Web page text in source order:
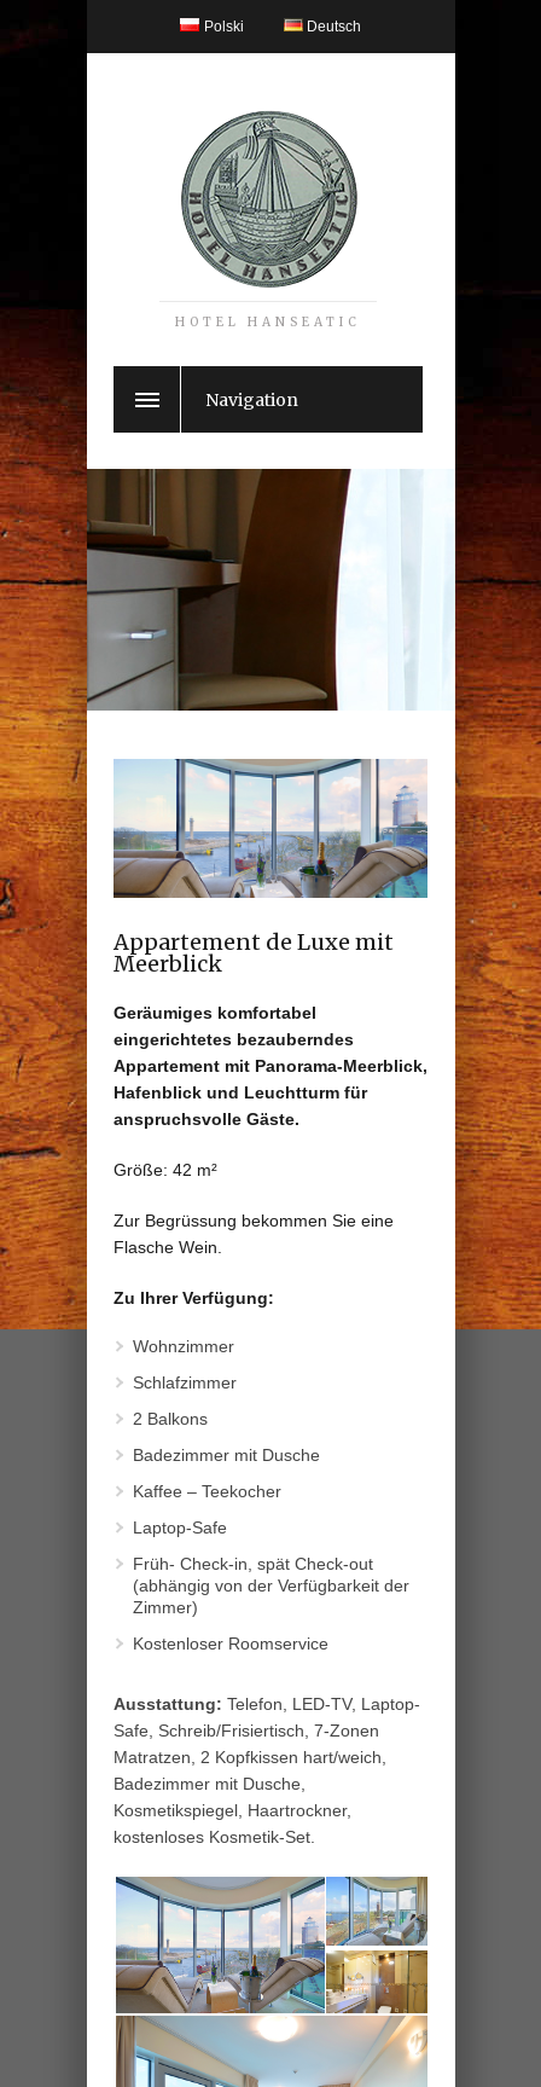
Polski Deutsch
HOTEL HANSEATIC
Navigation
Appartement de Luxe mit
Meerblick
Geräumiges komfortabel
eingerichtetes bezauberndes
Appartement mit Panorama-Meerblick,
Hafenblick und Leuchtturm für
anspruchsvolle Gäste.
Größe: 42 m²
Zur Begrüssung bekommen Sie eine
Flasche Wein.
Zu Ihrer Verfügung:
Wohnzimmer
Schlafzimmer
2 Balkons
Badezimmer mit Dusche
Kaffee – Teekocher
Laptop-Safe
Früh- Check-in, spät Check-out
(abhängig von der Verfügbarkeit der
Zimmer)
Kostenloser Roomservice
Ausstattung: Telefon, LED-TV, Laptop-
Safe, Schreib/Frisiertisch, 7-Zonen
Matratzen, 2 Kopfkissen hart/weich,
Badezimmer mit Dusche,
Kosmetikspiegel, Haartrockner,
kostenloses Kosmetik-Set.